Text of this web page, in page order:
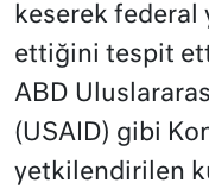
keserek federal
ettiğini tespit
ABD
(USAID) gibi
yetkilendirilen